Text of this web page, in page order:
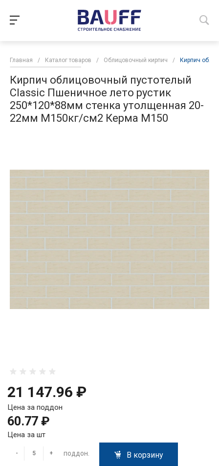
Главная / Каталог товаров / Облицовочный кирпич / Кирпич
Кирпич облицовочный пустотелый
Classic Пшеничное лето рустик
250*120*88мм стенка утолщенная 20-
22мм М150кг/см2 Керма М150
21 147.96 ₽
Цена за поддон
60.77 ₽
Цена за шт
- + поддон. В корзину